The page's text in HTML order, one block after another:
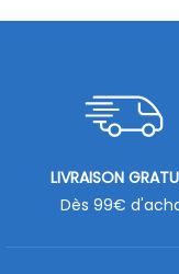
LIVRAISON
Dès 99€